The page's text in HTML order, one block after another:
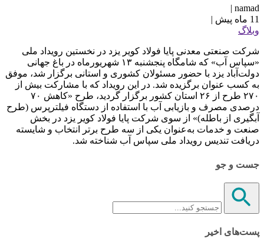
namad
|
11 ماه پیش
|
وبلاگ
شرکت صنعتی معدنی پایا فولاد کویر یزد در نخستین رویداد ملی
«سپاس آب» که شامگاه پنجشنبه ۱۳ شهریورماه در باغ جهانی
دولت‌آباد یزد با حضور مسئولان کشوری و استانی برگزار شد، موفق
به کسب عنوان برگزیده شد. در این رویداد که با مشارکت بیش از
۲۷۰ طرح از ۲۶ استان کشور برگزار گردید، طرح «کاهش ۷۰
درصدی مصرف و بازیابی آب با استفاده از دستگاه فیلترپرس (طرح
آبگیری از باطله)» از سوی شرکت پایا فولاد کویر یزد در بخش
صنعت و خدمات به‌عنوان یکی از سه طرح برتر انتخاب و شایسته
دریافت تندیس رویداد ملی سپاس آب شناخته شد.
جست و جو
پست‌های اخیر